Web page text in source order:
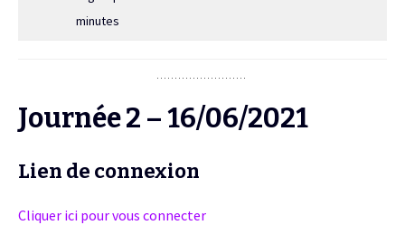
minutes
Journée 2 – 16/06/2021
Lien de connexion
Cliquer ici pour vous connecter